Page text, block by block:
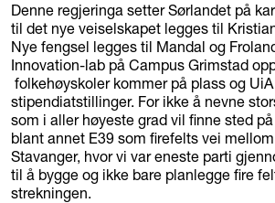
Denne regjeringa setter Sørlandet på
til det nye veiselskapet legges til
Nye fengsel legges til Mandal og
Innovation-lab på Campus Grimstad
folkehøyskoler kommer på plass og
stipendiatstillinger. For ikke å nevne
som i aller høyeste grad vil finne sted
blant annet E39 som firefelts vei
Stavanger, hvor vi var eneste parti
til å bygge og ikke bare planlegge fire
strekningen.